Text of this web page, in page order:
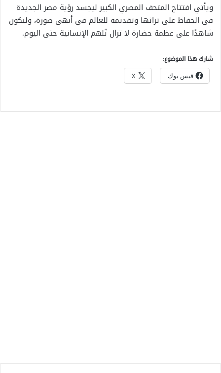
ويأتي افتتاح المتحف المصري الكبير ليجسد رؤية مصر الجديدة
في الحفاظ على تراثها وتقديمه للعالم في أبهى صورة، وليكون
شاهدًا على عظمة حضارة لا تزال تُلهم الإنسانية حتى اليوم.
شارك هذا الموضوع:
فيس بوك X